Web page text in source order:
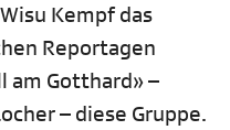
Kempf das
Reportagen
am Gotthard» –
– diese Gruppe.